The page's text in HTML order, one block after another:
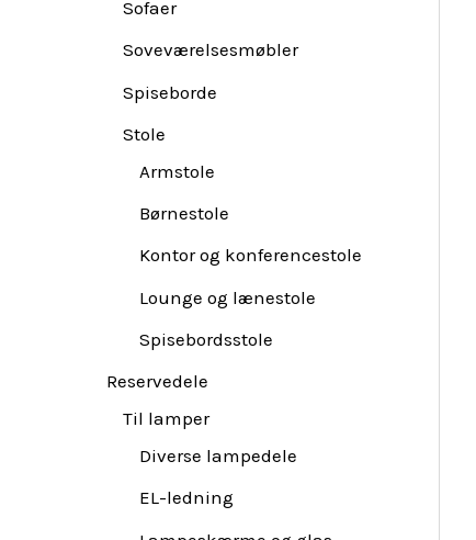
Sofaer
Soveværelsesmøbler
Spiseborde
Stole
Armstole
Børnestole
Kontor og konferencestole
Lounge og lænestole
Spisebordsstole
Reservedele
Til lamper
Diverse lampedele
EL-ledning